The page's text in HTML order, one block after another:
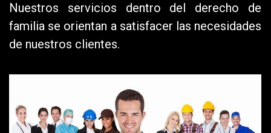
Nuestros servicios dentro del derecho de
familia se orientan a satisfacer las necesidades
de nuestros clientes.